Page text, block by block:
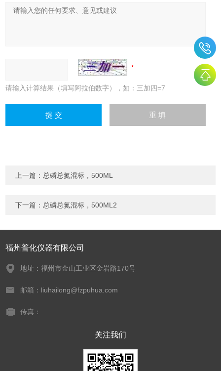
请输入计算结果（填写阿拉伯数字），如：三加四=7
上一篇： 总磷总氮混标，500ML
下一篇： 总磷总氮混标，500ML2
福州普化仪器有限公司
地址：福州市金山工业区金岩路170号
邮箱：liuhailong@fzpuhua.com
传真：
关注我们